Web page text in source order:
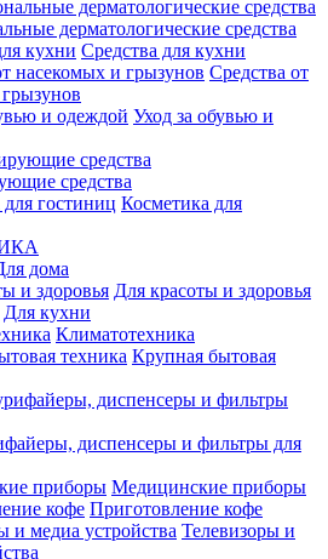
дерматологические средства
Средства для кухни
Средства от
Уход за обувью и
средства
Косметика для
дома
Для красоты и здоровья
Для кухни
Климатотехника
Крупная бытовая
диспенсеры и фильтры для
Медицинские приборы
Приготовление кофе
Телевизоры и